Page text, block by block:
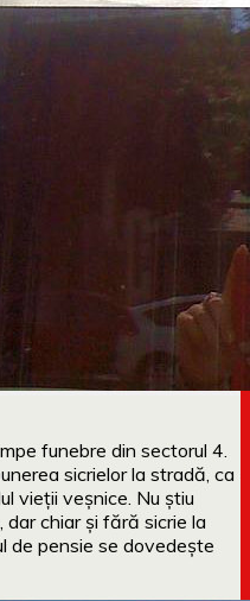
funebre din sectorul 4.
sicrielor la stradă, ca
vieții veșnice. Nu știu
chiar și fără sicrie la
de pensie se dovedește